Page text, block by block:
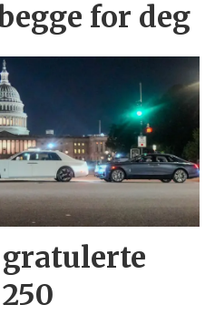
for deg